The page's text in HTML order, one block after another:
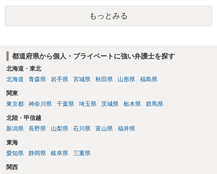
もっとみる
都道府県から個人・プライベートに強い弁護士を探す
北海道・東北
北海道
青森県 岩手県 宮城県 秋田県 山形県 福島県
関東
東京都
神奈川県 千葉県 埼玉県 茨城県 栃木県 群馬県
北陸・甲信越
新潟県
長野県 山梨県 石川県 富山県 福井県
東海
愛知県
静岡県 岐阜県 三重県
関西